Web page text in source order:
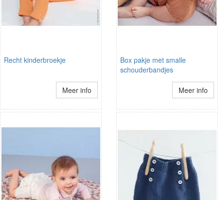
Recht kinderbroekje
Meer info
Box pakje met smalle
schouderbandjes
Meer info